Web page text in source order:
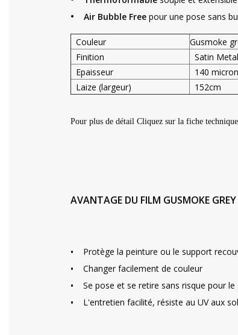
• Air Bubble Free pour une pose sans
Couleur
Gusmoke
Finition
Satin
Epaisseur
140
Laize (largeur)
152cm
Pour plus de détail Cliquez sur la fiche technique.
AVANTAGE DU FILM GUSMOKE GREY
• Protège la peinture ou le support
•
Changer facilement de couleur
• Se pose et se retire sans risque pour le
• L'entretien facilité, résiste au UV aux